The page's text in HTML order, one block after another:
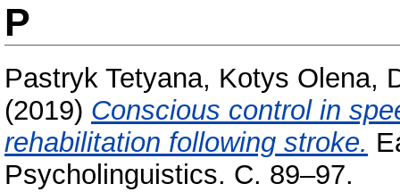
P
Pastryk Tetyana, Kotys Olena,
(2019) Conscious control in
rehabilitation following stroke.
Psycholinguistics. С. 89–97.